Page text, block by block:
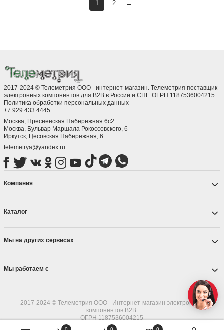
1 2 →
2017-2024 © Телеметрия ООО - интернет-магазин. Телеметрия поставщик
электронных компонентов для B2B в России и СНГ. ОГРН 1187536004215
Политика обработки персональных данных
+7 929 433 4445
Москва, Пресненская Набережная 6с2
Москва, ​Бульвар Маршала Рокоссовского, 6
Иркутск, ​Цесовская Набережная, 6
telemetrya@yandex.ru
Компания
Каталог
Мы на других сервисах
Мы работаем с
2017-2024 © Телеметрия ООО - Интернет-магазин электронных
компонентов B2B.
ОГРН 1187536004215